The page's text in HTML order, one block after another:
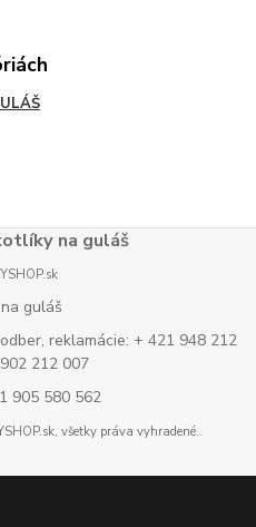
na guláš
guláš
reklamácie: + 421 948 212
212 007
905 580 562
všetky práva vyhradené..